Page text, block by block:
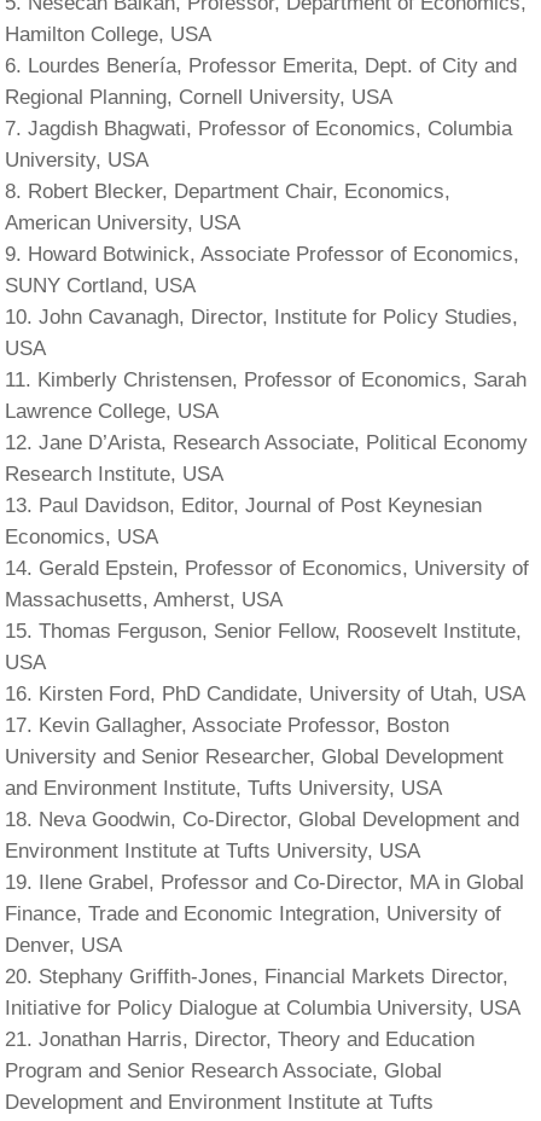
Hamilton College, USA
Lourdes Benería, Professor Emerita, Dept. of City and
Regional Planning, Cornell University, USA
Jagdish Bhagwati, Professor of Economics, Columbia
University, USA
Robert Blecker, Department Chair, Economics,
American University, USA
Howard Botwinick, Associate Professor of Economics,
SUNY Cortland, USA
John Cavanagh, Director, Institute for Policy Studies,
USA
Kimberly Christensen, Professor of Economics, Sarah
Lawrence College, USA
Jane D’Arista, Research Associate, Political Economy
Research Institute, USA
Paul Davidson, Editor, Journal of Post Keynesian
Economics, USA
Gerald Epstein, Professor of Economics, University of
Massachusetts, Amherst, USA
Thomas Ferguson, Senior Fellow, Roosevelt Institute,
USA
Kirsten Ford, PhD Candidate, University of Utah, USA
Kevin Gallagher, Associate Professor, Boston
University and Senior Researcher, Global Development
and Environment Institute, Tufts University, USA
Neva Goodwin, Co-Director, Global Development and
Environment Institute at Tufts University, USA
Ilene Grabel, Professor and Co-Director, MA in Global
Finance, Trade and Economic Integration, University of
Denver, USA
Stephany Griffith-Jones, Financial Markets Director,
Initiative for Policy Dialogue at Columbia University, USA
Jonathan Harris, Director, Theory and Education
Program and Senior Research Associate, Global
Development and Environment Institute at Tufts